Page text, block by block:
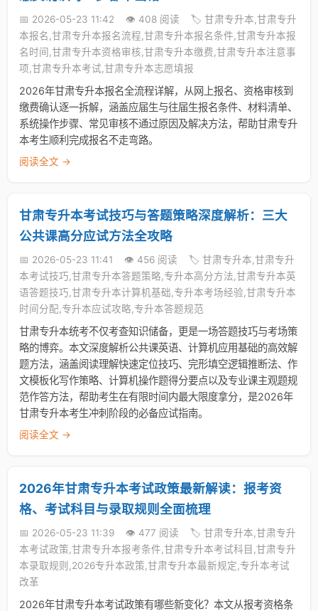
📅 2026-05-23 11:42 👁️ 408 阅读
🏷️ 甘肃专升本,甘肃专升
本报名,甘肃专升本报名流程,甘肃专升本报名条件,甘肃专升本报
名时间,甘肃专升本资格审核,甘肃专升本缴费,甘肃专升本注意事
项,甘肃专升本考试,甘肃专升本志愿填报
2026年甘肃专升本报名全流程详解，从网上报名、资格审核到
缴费确认逐一拆解，涵盖应届生与往届生报名条件、材料清单、
系统操作步骤、常见审核不通过原因及解决方法，帮助甘肃专升
本考生顺利完成报名不走弯路。
阅读全文 →
甘肃专升本考试技巧与答题策略深度解析：三大
公共课高分应试方法全攻略
📅 2026-05-23 11:41 👁️ 456 阅读
🏷️ 甘肃专升本,甘肃专升
本考试技巧,甘肃专升本答题策略,专升本高分方法,甘肃专升本英
语答题技巧,甘肃专升本计算机基础,专升本考场经验,甘肃专升本
时间分配,专升本应试攻略,专升本答题规范
甘肃专升本统考不仅考查知识储备，更是一场答题技巧与考场策
略的博弈。本文深度解析公共课英语、计算机应用基础的高效解
题方法，涵盖阅读理解快速定位技巧、完形填空逻辑推断法、作
文模板化写作策略、计算机操作题得分要点以及专业课主观题规
范作答方法，帮助考生在有限时间内最大限度拿分，是2026年
甘肃专升本考生冲刺阶段的必备应试指南。
阅读全文 →
2026年甘肃专升本考试政策最新解读：报考资
格、考试科目与录取规则全面梳理
📅 2026-05-23 11:39 👁️ 477 阅读
🏷️ 甘肃专升本,甘肃专升
本考试政策,甘肃专升本报考条件,甘肃专升本考试科目,甘肃专升
本录取规则,2026专升本政策,甘肃专升本最新规定,专升本考试
改革
2026年甘肃专升本考试政策有哪些新变化？本文从报考资格条